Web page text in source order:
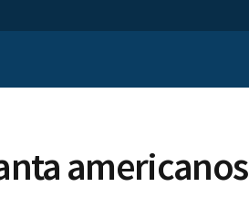
americanos